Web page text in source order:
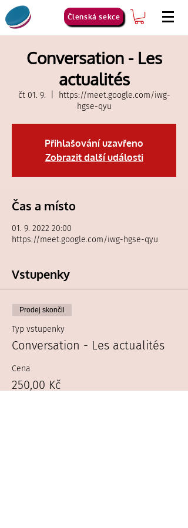
Členská sekce
Conversation - Les
actualités
čt 01. 9.
https://meet.google.com/iwg-
hgse-qyu
Přihlašování uzavřeno
Zobrazit další události
Čas a místo
01. 9. 2022 20:00
https://meet.google.com/iwg-hgse-qyu
Vstupenky
Prodej skončil
Typ vstupenky
Conversation - Les actualités
Cena
250,00 Kč